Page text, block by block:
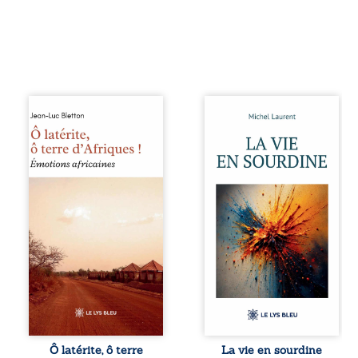
Ô latérite, ô terre
d’Afriques ! est un
poétique et
authentique aux
paysages, aux
émotions brutes
d’un continent en
entre traditions et
modernité. Des
souvenirs intimes
– la pluie à
Namoungou, le
baobab de
Zagtouli – aux
portraits
Ô latérite, ô terre
Nina et Pierre se
très jeunes,
presque par
hasard, et se sont
aimés simplement,
persuadés que la
présence de
l’autre suffirait. Ils
mènent une
existence
modeste, rythmée
par le travail, la
fatigue et les
silences. La mort
de la mère de
vivent, fragilise un
La vie en sourdine